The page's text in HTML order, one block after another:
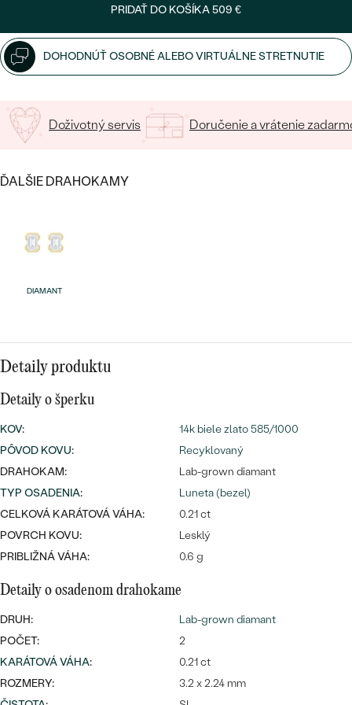
Najpredávanejšie
svadobné
obrúčky
DRAHOKAM
ZLATO
Wave kolekcia
OBJAVIŤ
S DRAHOKAMAMI
S LAB GROWN DIAMANTMI
S PERLAMI
PERSONALIZOVANÉ
SYMBOLICKÉ
PODĽA FARBY
PODĽA TVARU DRAHOKAMU
DIAMANTY
Najpredávanejšie
náušnice
PREZRIEŤ
CENOVO DOSTUPNÉ
LUXUSNÉ
Personalizované
prívesky
OBJAVIŤ
Najpredávanejšie
PREZRIEŤ
PRIDAŤ DO KOŠÍKA509 €
DOHODNÚŤ OSOBNÉ ALEBO VIRTUÁLNE STRETNUTIE
Doživotný servis Doručenie a vrátenie
ĎALŠIE DRAHOKAMY
DIAMANT
Detaily produktu
Detaily o šperku
KOV:
14k biele zlato 585/1000
PÔVOD KOVU:
Recyklovaný
DRAHOKAM:
Lab-grown diamant
TYP OSADENIA:
Luneta (bezel)
CELKOVÁ KARÁTOVÁ VÁHA:
0.21 ct
POVRCH KOVU:
Lesklý
PRIBLIŽNÁ VÁHA:
0.6 g
Detaily o osadenom drahokame
DRUH:
Lab-grown diamant
POČET:
2
KARÁTOVÁ VÁHA:
0.21 ct
ROZMERY:
3.2 x 2.24 mm